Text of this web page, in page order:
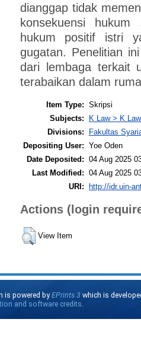
dianggap tidak
konsekuensi
hukum positif istri
gugatan. Penelitian
dari lembaga terkait
terabaikan dalam
Item Type: Skripsi
Subjects:
K Law > K
Divisions:
Fakultas
Depositing User: Yoe Oden
Date Deposited: 04 Aug 2025
Last Modified: 04 Aug 2025
URI: http://idr.uin-
Actions (login
View Item
is powered byEPrints 3 which is
and software credits.